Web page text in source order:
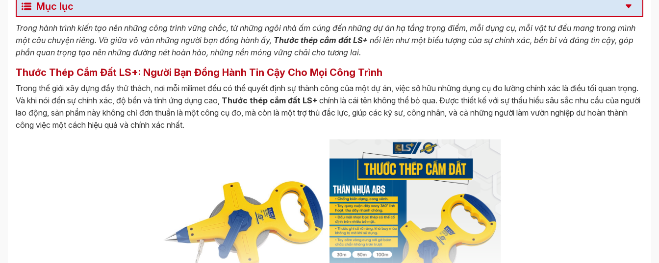
Mục lục
Trong hành trình kiến tạo nên những công trình vững chắc, từ những ngôi nhà ấm cúng đến những dự án hạ tầng trọng điểm, mỗi dụng cụ, mỗi vật tư đều mang trong mình
một câu chuyện riêng. Và giữa vô vàn những người bạn đồng hành ấy, Thước thép cắm đất LS+ nổi lên như một biểu tượng của sự chính xác, bền bỉ và đáng tin cậy, góp
phần quan trọng tạo nên những đường nét hoàn hảo, những nền móng vững chãi cho tương lai.
Thước Thép Cắm Đất LS+: Người Bạn Đồng Hành Tin Cậy Cho Mọi Công Trình
Trong thế giới xây dựng đầy thử thách, nơi mỗi milimet đều có thể quyết định sự thành công của một dự án, việc sở hữu những dụng cụ đo lường chính xác là điều tối quan trọng.
Và khi nói đến sự chính xác, độ bền và tính ứng dụng cao, Thước thép cắm đất LS+ chính là cái tên không thể bỏ qua. Được thiết kế với sự thấu hiểu sâu sắc nhu cầu của người
lao động, sản phẩm này không chỉ đơn thuần là một công cụ đo, mà còn là một trợ thủ đắc lực, giúp các kỹ sư, công nhân, và cả những người làm vườn nghiệp dư hoàn thành
công việc một cách hiệu quả và chính xác nhất.